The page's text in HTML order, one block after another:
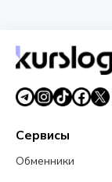
Сервисы
Обменники